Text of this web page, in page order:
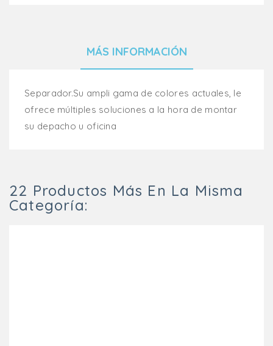
MÁS INFORMACIÓN
Separador.Su ampli gama de colores actuales, le
ofrece múltiples soluciones a la hora de montar
su depacho u oficina
22 Productos Más En La Misma
Categoría: